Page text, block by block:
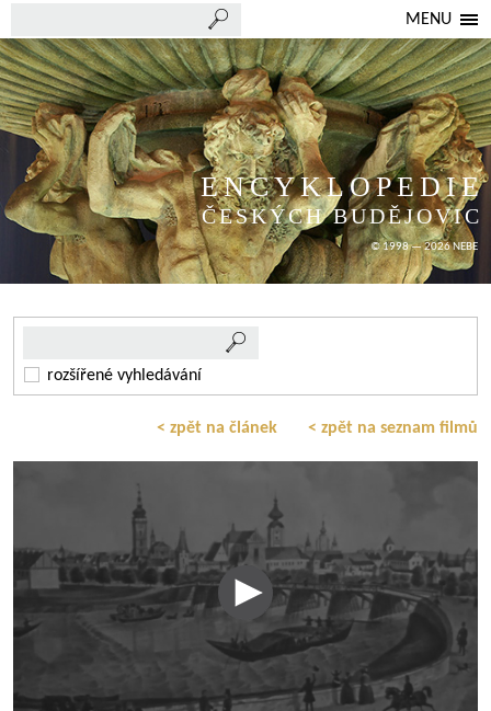
MENU
ENCYKLOPEDIE
ČESKÝCH BUDĚJOVIC
© 1998 — 2026 NEBE
rozšířené vyhledávání
< zpět na článek < zpět na seznam filmů